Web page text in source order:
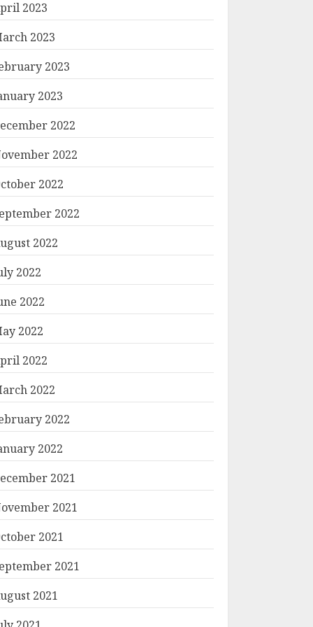
2023
2023
2023
2023
2022
2022
2022
2022
2022
2022
2022
2022
2022
2022
2022
2022
2021
2021
2021
2021
2021